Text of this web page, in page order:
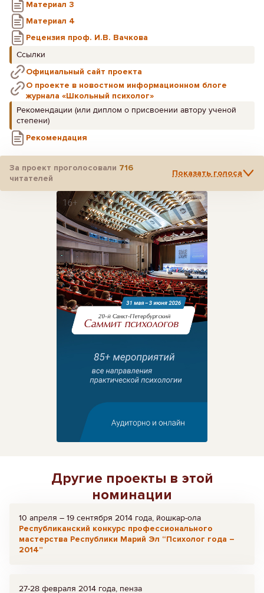
Материал 3
Материал 4
Рецензия проф. И.В. Вачкова
Ссылки
Официальный сайт проекта
О проекте в новостном информационном блоге
журнала «Школьный психолог»
Рекомендации (или диплом о присвоении автору ученой
степени)
Рекомендация
За проект проголосовали 716
читателей
Показать голоса
Реклама
Другие проекты в этой
номинации
10 апреля – 19 сентября 2014 года, йошкар-ола
Республиканский конкурс профессионального
мастерства Республики Марий Эл “Психолог года –
2014”
27-28 февраля 2014 года, пенза